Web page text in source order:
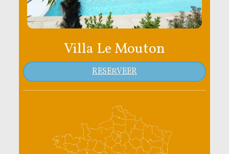
Villa Le Mouton
RESERVEER